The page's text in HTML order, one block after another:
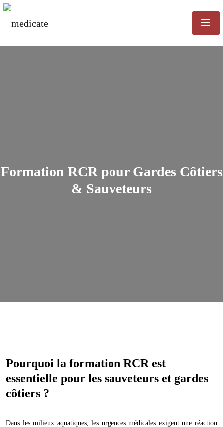
Formation RCR pour Gardes Côtiers
& Sauveteurs
Pourquoi la formation RCR est
essentielle pour les sauveteurs et gardes
côtiers ?
Dans les milieux aquatiques, les urgences médicales exigent une réaction